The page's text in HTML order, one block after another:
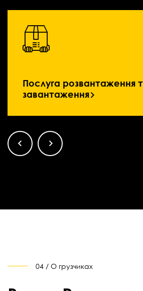
Послуга розвантаження
завантаження
04 / О грузчиках